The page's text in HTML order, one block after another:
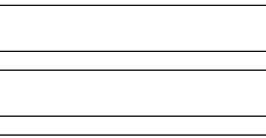
không cần VGA rời